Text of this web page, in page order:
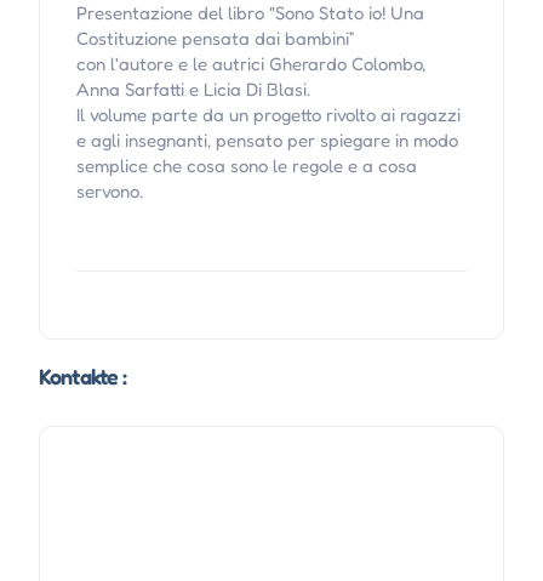
Presentazione del libro "Sono Stato io! Una
Costituzione pensata dai bambini”
con l'autore e le autrici Gherardo Colombo,
Anna Sarfatti e Licia Di Blasi.
Il volume parte da un progetto rivolto ai ragazzi
e agli insegnanti, pensato per spiegare in modo
semplice che cosa sono le regole e a cosa
servono.
Kontakte :